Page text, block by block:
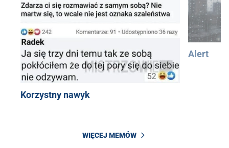
Korzystny nawyk
Alert
WIĘCEJ MEMÓW